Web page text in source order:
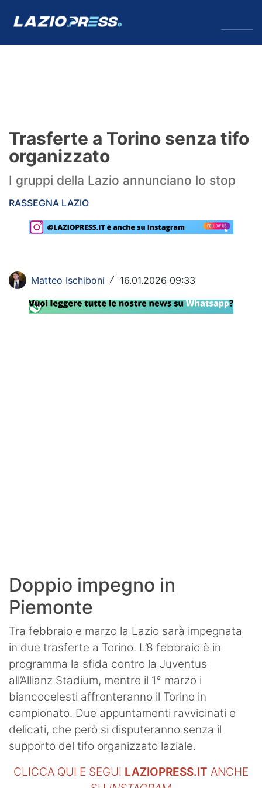
Formello
Infortuni
Primavera
Calciomercato
Rassegna Lazio
Social
Trasferte a Torino senza tifo
organizzato
I gruppi della Lazio annunciano lo stop
RASSEGNA LAZIO
Matteo Ischiboni / 16.01.2026 09:33
Doppio impegno in
Piemonte
Tra febbraio e marzo la Lazio sarà impegnata
in due trasferte a Torino. L’8 febbraio è in
programma la sfida contro la Juventus
all’Allianz Stadium, mentre il 1° marzo i
biancocelesti affronteranno il Torino in
campionato. Due appuntamenti ravvicinati e
delicati, che però si disputeranno senza il
supporto del tifo organizzato laziale.
CLICCA QUI E SEGUI LAZIOPRESS.IT ANCHE